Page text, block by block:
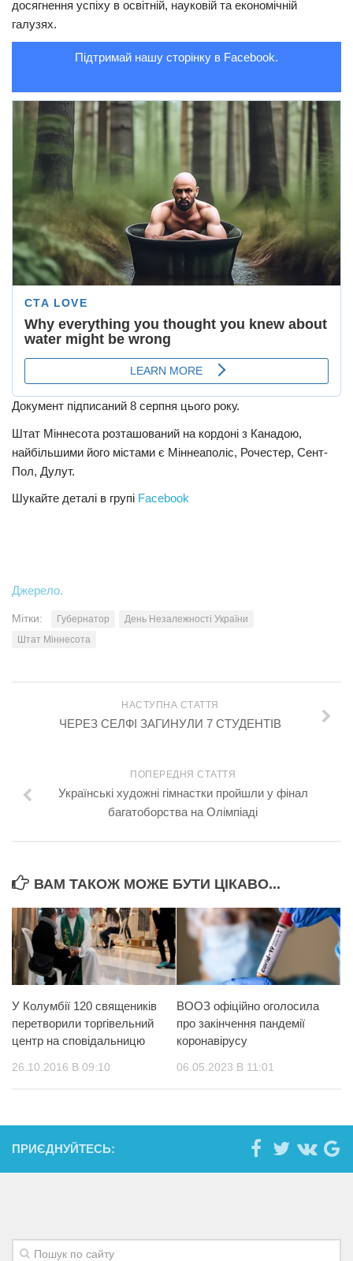
#Війна
досягнення успіху в освітній, науковій та економічній
галузях.
Підтримай нашу сторінку в Facebook.
Документ підписаний 8 серпня цього року.
Штат Міннесота розташований на кордоні з Канадою,
найбільшими його містами є Міннеаполіс, Рочестер, Сент-
Пол, Дулут.
Шукайте деталі в групі Facebook
Джерело.
Мітки: Губернатор
День Незалежності України
Штат Міннесота
НАСТУПНА СТАТТЯ
ЧЕРЕЗ СЕЛФІ ЗАГИНУЛИ 7 СТУДЕНТІВ
ПОПЕРЕДНЯ СТАТТЯ
Українські художні гімнастки пройшли у фінал
багатоборства на Олімпіаді
ВАМ ТАКОЖ МОЖЕ БУТИ ЦІКАВО...
У Колумбії 120 священиків
перетворили торгівельний
центр на сповідальницю
26.10.2016 В 09:10
ВООЗ офіційно оголосила
про закінчення пандемії
коронавірусу
06.05.2023 В 11:01
ПРИЄДНУЙТЕСЬ: